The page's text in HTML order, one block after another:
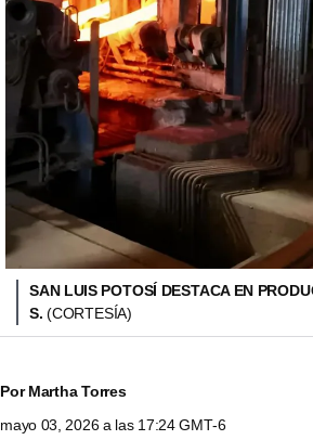
SAN LUIS POTOSÍ DESTACA EN
S. (CORTESÍA)
PorMartha Torres
mayo 03, 2026 a las 17:24 GMT-6